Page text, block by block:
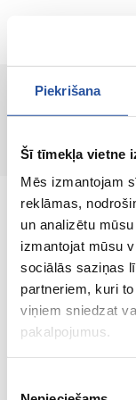
Piekrišana
Šī tīmekļa vietne
Mēs izmantojam
reklāmas,
un analizētu
izmantojat mūsu
sociālās saziņas
partneriem, kuri
viņiem sniedzat
pakalpojumus.
Veebipoodi
toodetega, kus
peamine
Koik sinu